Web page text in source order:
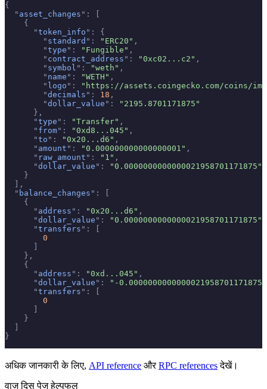
{
  "
asset_changes " :
    {
      "
token_info " :
{
        "
standard " : "ERC20" ,
        "
type " : "Fungible" ,
        "
contract_address " : "0xc02...c2" ,
        "
symbol " : "weth" ,
        "
name " : "WETH" ,
        "
logo " :
"https://assets.coingecko.com/coins/
        "
decimals " : 18 ,
        "
dollar_value " :
"2195.8701171875"
      },
      "
type " : "Transfer" ,
      "
from" : "0xd8...045" ,
      "
to " : "0x20...d6" ,
      "
amount " : "0.000000000000000001" ,
      "
raw_amount " : "1" ,
      "
dollar_value " :
"0.0000000000000021958701171875"
    }
  ],
  "
balance_changes " :
    {
      "
address " : "0x20...d6" ,
      "
dollar_value " : "0.0000000000000021958701171875"
      "
transfers " :
        0
    },
    {
      "
address " : "0xd...045" ,
      "
dollar_value " :
"-0.0000000000000021958701171875"
      "
transfers " :
        0
    }
}
अधिक जानकारी के लिए, API reference औरRPC referencesदेखें।
वाज़ दिस पेज हेल्पफुल